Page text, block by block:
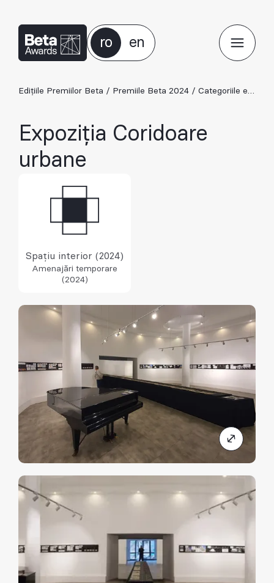
ro en
Edițiile Premiilor Beta / Premiile Beta 2024 / Categoriile ediției 2024
Expoziția Coridoare
urbane
Spațiu interior (2024)
Amenajări temporare
(2024)